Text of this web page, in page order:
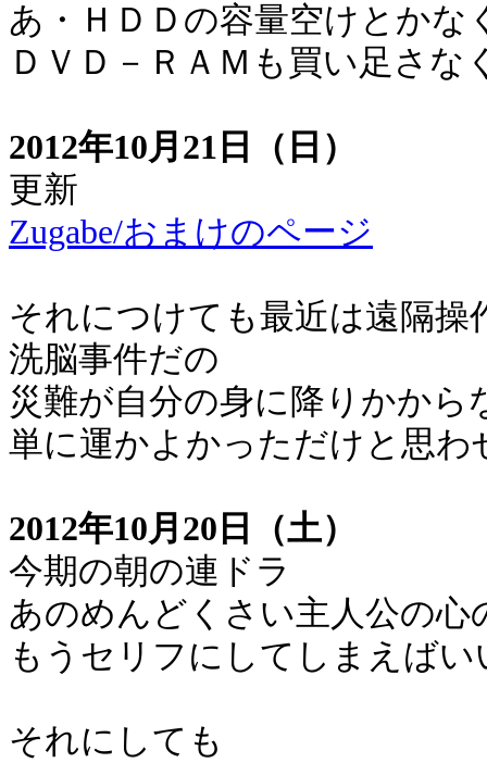
あ・ＨＤＤの容量空けとかな
ＤＶＤ－ＲＡＭも買い足さな
2012年10月21日（日）
更新
Zugabe/おまけのページ
それにつけても最近は遠隔操
洗脳事件だの
災難が自分の身に降りかから
単に運かよかっただけと思
2012年10月20日（土）
今期の朝の連ドラ
あのめんどくさい主人公の
もうセリフにしてしまえばい
それにしても